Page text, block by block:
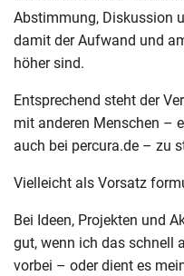
Abstimmung, Diskussion
damit der Aufwand und
höher sind.
Entsprechend steht der
mit anderen Menschen –
auch bei percura.de – zu
Vielleicht als Vorsatz
Bei Ideen, Projekten und
gut, wenn ich das schnell
vorbei – oder dient es